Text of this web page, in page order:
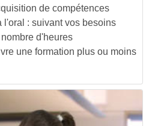
de compétences
l'oral : suivant vos besoins
d'heures
une formation plus ou moins